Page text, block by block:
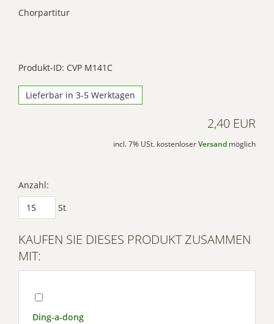
Chorpartitur
Produkt-ID: CVP M141C
Lieferbar in 3-5 Werktagen
2,40 EUR
incl. 7% USt. kostenloser Versand möglich
Anzahl:
St
KAUFEN SIE DIESES PRODUKT ZUSAMMEN
MIT:
Ding-a-dong